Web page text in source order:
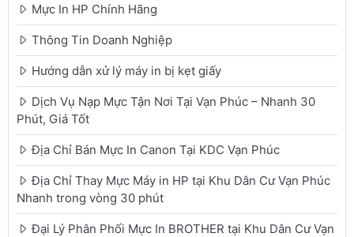
Mực In HP Chính Hãng
Thông Tin Doanh Nghiệp
Hướng dẫn xử lý máy in bị kẹt giấy
Dịch Vụ Nạp Mực Tận Nơi Tại Vạn Phúc – Nhanh 30
Phút, Giá Tốt
Địa Chỉ Bán Mực In Canon Tại KDC Vạn Phúc
Địa Chỉ Thay Mực Máy in HP tại Khu Dân Cư Vạn Phúc
Nhanh trong vòng 30 phút
Đại Lý Phân Phối Mực In BROTHER tại Khu Dân Cư Vạn